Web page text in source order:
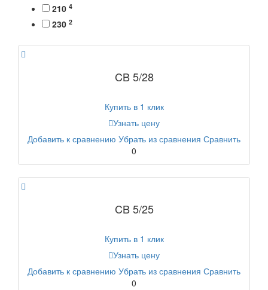
210 4
230 2
CB 5/28
Купить в 1 клик
Узнать цену
Добавить к сравнению Убрать из сравнения Сравнить
0
CB 5/25
Купить в 1 клик
Узнать цену
Добавить к сравнению Убрать из сравнения Сравнить
0